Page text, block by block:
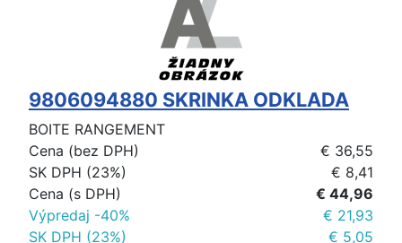
9806094880 SKRINKA ODKLADA
BOITE RANGEMENT
Cena (bez DPH)
€ 36,55
SK DPH (23%)
€ 8,41
Cena (s DPH)
€ 44,96
Výpredaj -40%
€ 21,93
SK DPH (23%)
€ 5,05